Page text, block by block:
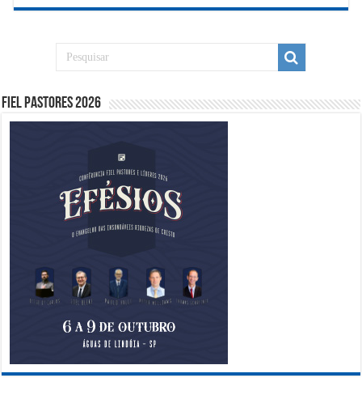
Fiel Pastores 2026